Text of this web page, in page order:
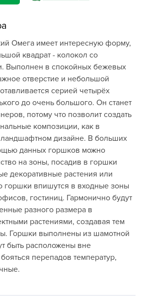
Омега имеет интересную форму,
квадрат - колокол со
Выполнен в спокойных бежевых
отверстие и небольшой
серией четырёх
до очень большого. Он станет
потому что позволит создать
композиции, как в
дизайне. В больших
данных горшков можно
на зоны, посадив в горшки
декоративные растения или
горшки впишутся в входные зоны
гостиниц. Гармонично будут
разного размера в
растениями, создавая тем
Горшки выполнены из шамотной
быть расположены вне
перепадов температур,